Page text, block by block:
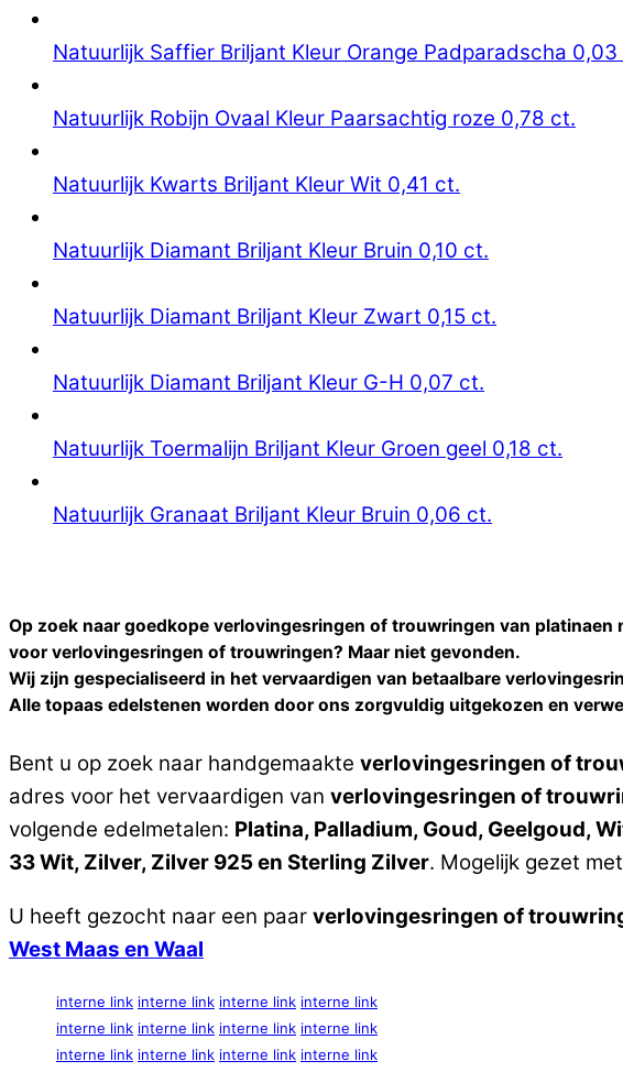
Natuurlijk Saffier Briljant Kleur Orange Padparadscha
Natuurlijk Robijn Ovaal Kleur Paarsachtig roze 0,78 ct.
Natuurlijk Kwarts Briljant Kleur Wit 0,41 ct.
Natuurlijk Diamant Briljant Kleur Bruin 0,10 ct.
Natuurlijk Diamant Briljant Kleur Zwart 0,15 ct.
Natuurlijk Diamant Briljant Kleur G-H 0,07 ct.
Natuurlijk Toermalijn Briljant Kleur Groen geel 0,18 ct.
Natuurlijk Granaat Briljant Kleur Bruin 0,06 ct.
Op zoek naar goedkope verlovingesringen of trouwringen van
voor verlovingesringen of trouwringen? Maar niet gevonden.
Wij zijn gespecialiseerd in het vervaardigen van betaalbare
Alle topaas edelstenen worden door ons zorgvuldig uitgekozen en
Bent u op zoek naar handgemaakte verlovingesringen of
adres voor het vervaardigen van verlovingesringen of
volgende edelmetalen: Platina, Palladium, Goud, Geelgoud,
33 Wit, Zilver, Zilver 925 en Sterling Zilver. Mogelijk gezet
U heeft gezocht naar een paar verlovingesringen of
West Maas en Waal
interne link interne link interne link interne link
interne link interne link interne link interne link
interne link interne link interne link interne link